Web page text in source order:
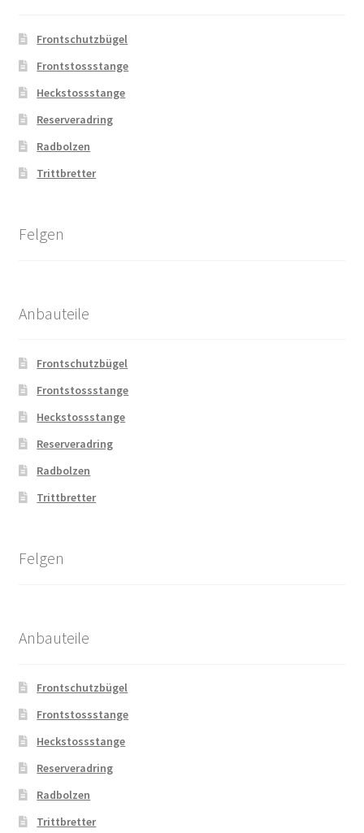
Frontschutzbügel
Frontstossstange
Heckstossstange
Reserveradring
Radbolzen
Trittbretter
Felgen
Anbauteile
Frontschutzbügel
Frontstossstange
Heckstossstange
Reserveradring
Radbolzen
Trittbretter
Felgen
Anbauteile
Frontschutzbügel
Frontstossstange
Heckstossstange
Reserveradring
Radbolzen
Trittbretter